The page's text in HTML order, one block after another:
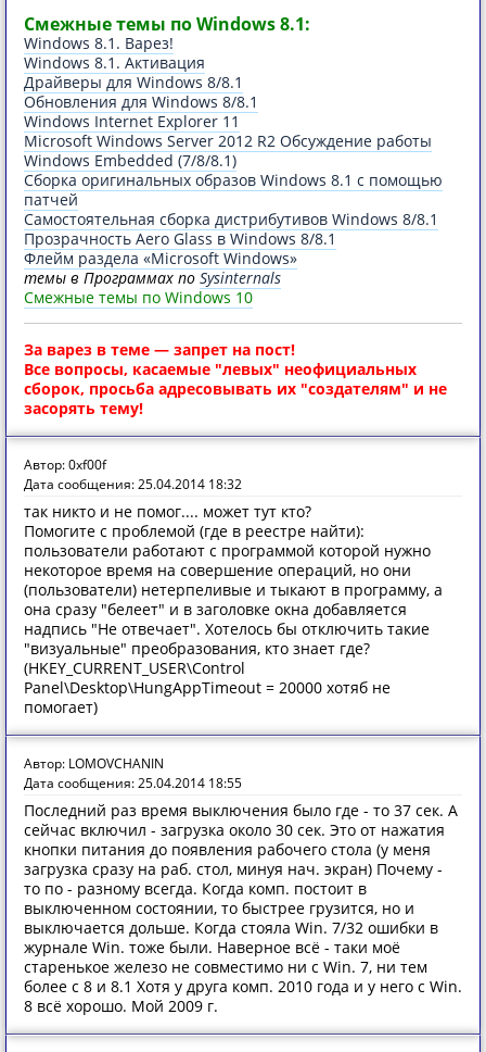
Смежные темы по Windоws 8.1:
Windоws 8.1. Варез!
Windоws 8.1. Активация
Драйверы для Windоws 8/8.1
Обновления для Windоws 8/8.1
Windоws Internet Explorer 11
Micrоsoft Windоws Server 2012 R2 Обсуждение работы
Windоws Embedded (7/8/8.1)
Сборка оригинальных образов Windоws 8.1 с помощью
патчей
Самостоятельная сборка дистрибутивов Windоws 8/8.1
Прозрачность Aero Glass в Windоws 8/8.1
Флейм раздела «Micrоsoft Windоws»
темы в Программах по Sysinternals
Смежные темы по Windоws 10
За варез в теме — запрет на пост!
Все вопросы, касаемые "левых" неофициальных
сборок, просьба адресовывать их "создателям" и не
засорять тему!
Автор: 0xf00f
Дата сообщения: 25.04.2014 18:32
так никто и не помог.... может тут кто?
Помогите с проблемой (где в реестре найти):
пользователи работают с программой которой нужно
некоторое время на совершение операций, но они
(пользователи) нетерпеливые и тыкают в программу, а
она сразу "белеет" и в заголовке окна добавляется
надпись "Не отвечает". Хотелось бы отключить такие
"визуальные" преобразования, кто знает где?
(HKEY_CURRENT_USER\Control
Panel\Desktop\HungAppTimeout = 20000 хотяб не
помогает)
Автор: LOMOVCHANIN
Дата сообщения: 25.04.2014 18:55
Последний раз время выключения было где - то 37 сек. А
сейчас включил - загрузка около 30 сек. Это от нажатия
кнопки питания до появления рабочего стола (у меня
загрузка сразу на раб. стол, минуя нач. экран) Почему -
то по - разному всегда. Когда комп. постоит в
выключенном состоянии, то быстрее грузится, но и
выключается дольше. Когда стояла Win. 7/32 ошибки в
журнале Win. тоже были. Наверное всё - таки моё
старенькое железо не совместимо ни с Win. 7, ни тем
более с 8 и 8.1 Хотя у друга комп. 2010 года и у него с Win.
8 всё хорошо. Мой 2009 г.